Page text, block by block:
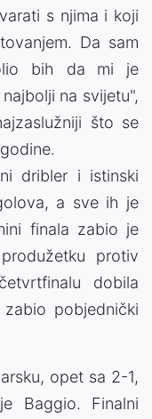
s njima i koji
Da sam
bih da mi je
na svijetu",
što se
dribler i istinski
a sve ih je
finala zabio je
protiv
dobila
pobjednički
opet sa 2-1,
Baggio. Finalni